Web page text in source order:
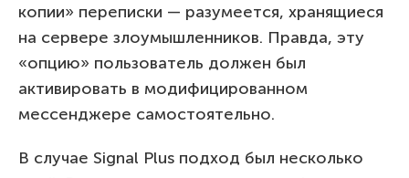
копии» переписки — разумеется, хранящиеся
на сервере злоумышленников. Правда, эту
«опцию» пользователь должен был
активировать в модифицированном
мессенджере самостоятельно.
В случае Signal Plus подход был несколько